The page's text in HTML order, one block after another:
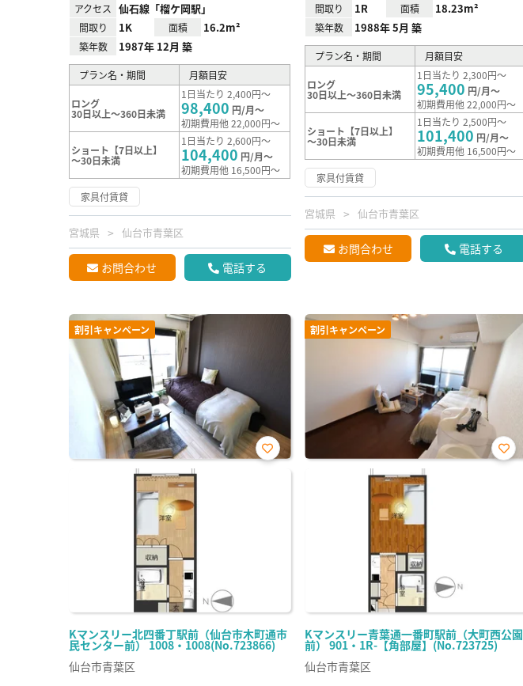
アクセス 仙石線「榴ケ岡駅」
間取り 1K 面積 16.2m²
築年数 1987年 12月 築
プラン名・期間 月額目安
ロング
30日以上～360日未満
1日当たり 2,400円～
98,400 円/月～
初期費用他 22,000円～
ショート【7日以上】
～30日未満
1日当たり 2,600円～
104,400 円/月～
初期費用他 16,500円～
家具付賃貸
宮城県 仙台市青葉区
お問合わせ 電話する
間取り 1R 面積 18.23m²
築年数 1988年 5月 築
プラン名・期間 月額目安
ロング
30日以上～360日未満
1日当たり 2,300円～
95,400 円/月～
初期費用他 22,000円～
ショート【7日以上】
～30日未満
1日当たり 2,500円～
101,400 円/月～
初期費用他 16,500円～
家具付賃貸
宮城県 仙台市青葉区
お問合わせ 電話する
割引キャンペーン
Kマンスリー北四番丁駅前（仙台市木町通市
民センター前） 1008・1008(No.723866)
お気
仙台市青葉区
割引キャンペーン
Kマンスリー青葉通一番町駅前（大町西公園
前） 901・1R-【角部屋】(No.723725)
お気
仙台市青葉区